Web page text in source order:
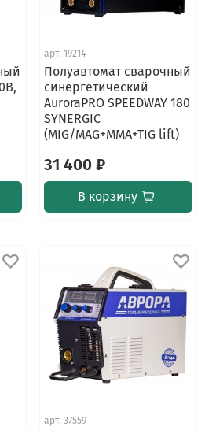
арт. 19214
Полуавтомат сварочный
синергетический
AuroraPRO SPEEDWAY 180
SYNERGIC
(MIG/MAG+MMA+TIG lift)
31 400 ₽
В корзину
арт. 37559